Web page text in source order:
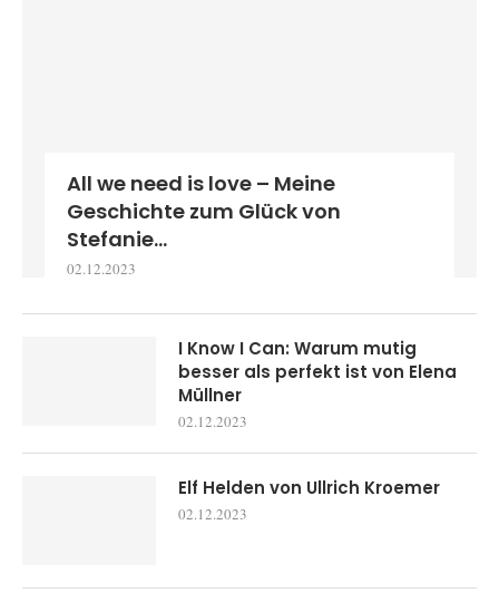
All we need is love – Meine
Geschichte zum Glück von
Stefanie...
02.12.2023
I Know I Can: Warum mutig
besser als perfekt ist von Elena
Müllner
02.12.2023
Elf Helden von Ullrich Kroemer
02.12.2023